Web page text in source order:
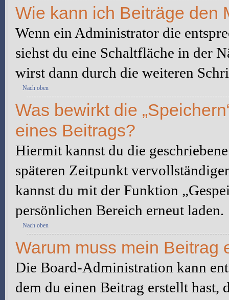
Wie kann ich Beiträge den
Wenn ein Administrator die
siehst du eine Schaltfläche in der
wirst dann durch die weiteren
Nach oben
Was bewirkt die
eines Beitrags?
Hiermit kannst du die
späteren Zeitpunkt
kannst du mit der Funktion
persönlichen Bereich erneut laden.
Nach oben
Warum muss mein Beitrag
Die Board-Administration kann
dem du einen Beitrag erstellt hast,